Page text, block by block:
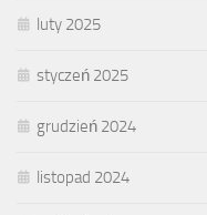
luty 2025
styczeń 2025
grudzień 2024
listopad 2024